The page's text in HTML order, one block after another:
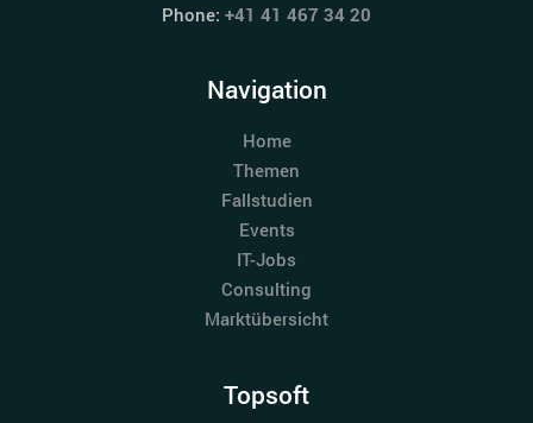
Phone: +41 41 467 34 20
Navigation
Home
Themen
Fallstudien
Events
IT-Jobs
Consulting
Marktübersicht
Topsoft